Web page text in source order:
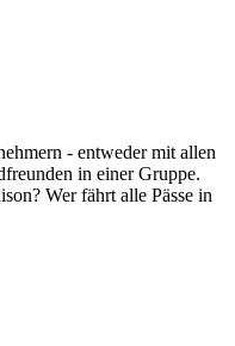
- entweder mit allen
in einer Gruppe.
Wer fährt alle Pässe in